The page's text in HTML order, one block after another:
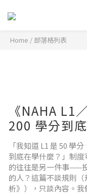
Home / 部落格列表
《NAHA L1
200 學分到
做什麼？》
「我知道 L1 是 50 學
到底在學什麼？」制
的往往是另一件事——
的人？這篇不談規則
析》），只談內容。我